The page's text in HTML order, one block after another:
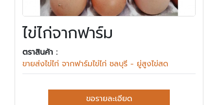
ไข่ไก่จากฟาร์ม
ตราสินค้า :
ขายส่งไข่ไก่ จากฟาร์มไข่ไก่ ชลบุรี - ยู่สูงไข่สด
ขอรายละเอียด